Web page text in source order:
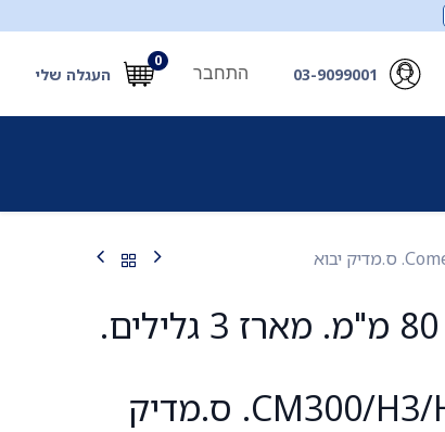
03-9099001
0
העגלה שלי התחבר
נייר א.ק.ג תרמי 80 מ"מ. מארז 3 גלילים.
CM300/H3/H12/CM1200B. ס.מדיק